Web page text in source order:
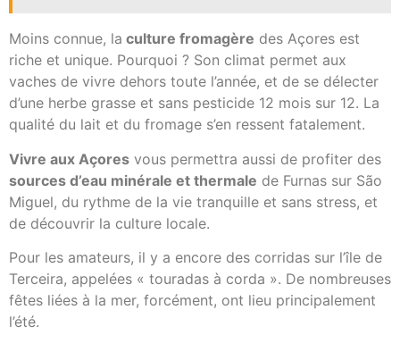
Moins connue, la culture fromagère des Açores est
riche et unique. Pourquoi ? Son climat permet aux
vaches de vivre dehors toute l’année, et de se délecter
d’une herbe grasse et sans pesticide 12 mois sur 12. La
qualité du lait et du fromage s’en ressent fatalement.
Vivre aux Açores vous permettra aussi de profiter des
sources d’eau minérale et thermale de Furnas sur São
Miguel, du rythme de la vie tranquille et sans stress, et
de découvrir la culture locale.
Pour les amateurs, il y a encore des corridas sur l’île de
Terceira, appelées « touradas à corda ». De nombreuses
fêtes liées à la mer, forcément, ont lieu principalement
l’été.